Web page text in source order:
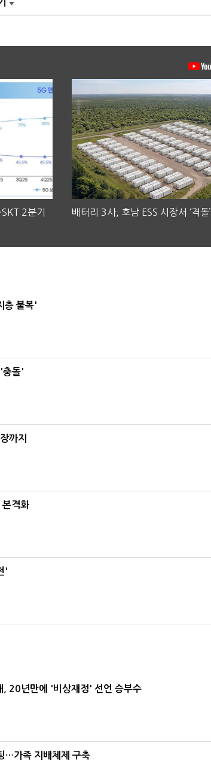
2분기
배터리 3사, 호남 ESS 시장서 ‘격돌’
층 불복'
충돌'
까지
격화
'
20년만에 '비상재정' 선언 승부수
…가족 지배체제 구축